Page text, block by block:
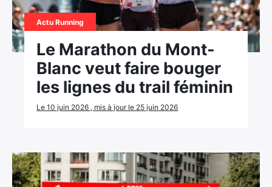
Actu Running
Le Marathon du Mont-
Blanc veut faire bouger
les lignes du trail féminin
Le 10 juin 2026 , mis à jour le 25 juin 2026